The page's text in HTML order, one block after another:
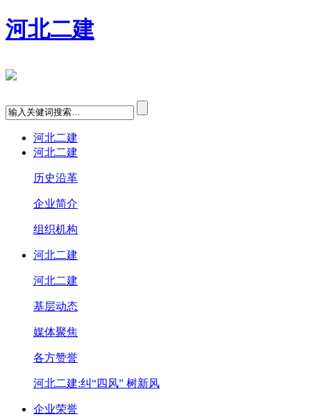
河北二建
河北二建
河北二建
历史沿革
企业简介
组织机构
河北二建
河北二建
基层动态
媒体聚焦
各方赞誉
河北二建:纠“四风” 树新风
企业荣誉